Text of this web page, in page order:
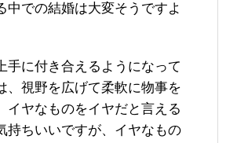
中での結婚は大変そうですよ
手に付き合えるようになって
、視野を広げて柔軟に物事を
イヤなものをイヤだと言える
持ちいいですが、イヤなもの